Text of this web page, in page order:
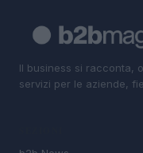
Il business si racconta,
servizi per le aziende,